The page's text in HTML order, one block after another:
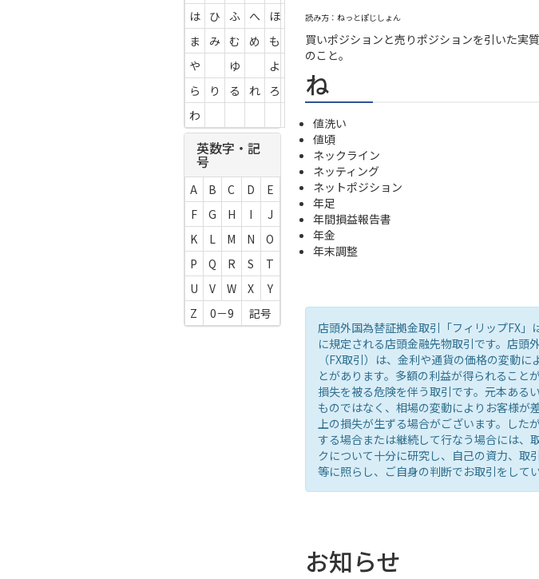
読み方：ねっとぽじしょん
買いポジションと売りポジションを引いた実
のこと。
ね
値洗い
値頃
ネックライン
ネッティング
ネットポジション
年足
年間損益報告書
年金
年末調整
店頭外国為替証拠金取引「フィリップFX」
に規定される店頭金融先物取引です。店頭
（FX取引）は、金利や通貨の価格の変動に
とがあります。多額の利益が得られること
損失を被る危険を伴う取引です。元本ある
ものではなく、相場の変動によりお客様が
上の損失が生ずる場合がございます。した
する場合または継続して行なう場合には、
クについて十分に研究し、自己の資力、取
等に照らし、ご自身の判断でお取引をして
お知らせ
は
ひ ふ へ
ほ
ま
み む め
も
や
ゆ
よ
ら
り る れ
ろ
わ
英数字・記
号
A B C D
E
F
G H I
J
K
L M N
O
P
Q R S
T
U
V W X
Y
Z
0－9 記号